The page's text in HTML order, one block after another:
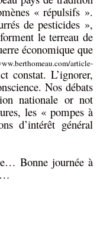
« répulsifs ».
de pesticides »,
le terreau de
économique que
article-
constat. L’ignorer,
Nos débats
nationale or not
les « pompes à
d’intérêt général
Bonne journée à